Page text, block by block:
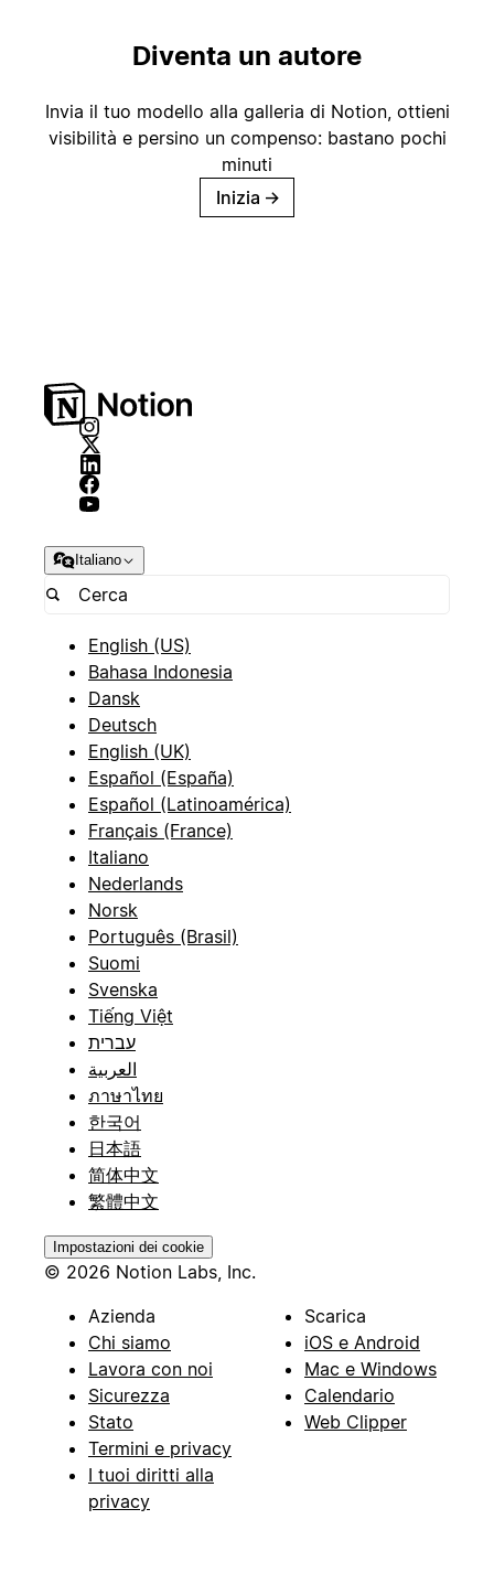
Diventa un autore
Invia il tuo modello alla galleria di Notion, ottieni
visibilità e persino un compenso: bastano pochi
minuti
Inizia →
Italiano
English (US)
Bahasa Indonesia
Dansk
Deutsch
English (UK)
Español (España)
Español (Latinoamérica)
Français (France)
Italiano
Nederlands
Norsk
Português (Brasil)
Suomi
Svenska
Tiếng Việt
עברית
العربية
ภาษาไทย
한국어
日本語
简体中文
繁體中文
Impostazioni dei cookie
© 2026 Notion Labs, Inc.
Azienda
Chi siamo
Lavora con noi
Sicurezza
Stato
Termini e privacy
I tuoi diritti alla
privacy
Scarica
iOS e Android
Mac e Windows
Calendario
Web Clipper